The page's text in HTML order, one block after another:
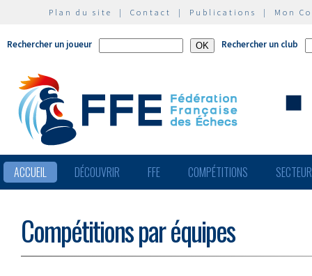
Plan du site | Contact | Publications | Mon
Rechercher un joueur Rechercher un club
ACCUEIL DÉCOUVRIR FFE COMPÉTITIONS
Compétitions par équipes